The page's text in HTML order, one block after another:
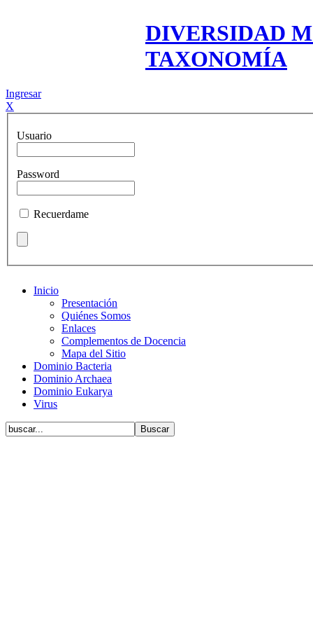
DIVERSIDAD
TAXONOMÍA
Ingresar
X
Usuario
Password
Recuerdame
Inicio
Presentación
Quiénes Somos
Enlaces
Complementos de Docencia
Mapa del Sitio
Dominio Bacteria
Dominio Archaea
Dominio Eukarya
Virus